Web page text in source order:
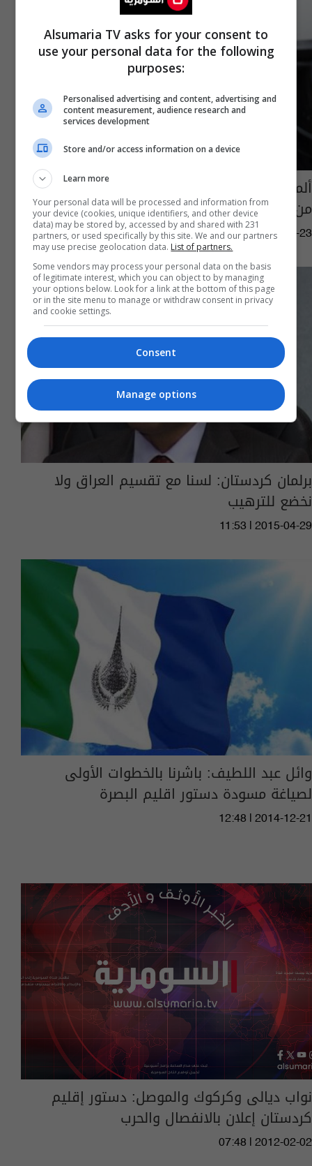
ألمانيا تتجه لمراقبة ذوي الميول المتطرفة بدءاً
من سن الـ 14
02:38 | 2016-06-23
برلمان كردستان: لسنا مع تقسيم العراق ولا
نخضع للترهيب
11:53 | 2015-04-29
وائل عبد اللطيف: باشرنا بالخطوات الأولى
لصياغة مسودة دستور اقليم البصرة
12:48 | 2014-12-21
نواب ديالى وكركوك والموصل: دستور إقليم
كردستان إعلان بالانفصال والحرب
07:48 | 2012-02-02
Alsumaria TV asks for your consent to
use your personal data for the following
purposes:
Personalised advertising and content, advertising and
content measurement, audience research and
services development
Store and/or access information on a device
Learn more
Your personal data will be processed and information from
your device (cookies, unique identifiers, and other device
data) may be stored by, accessed by and shared with 231
partners, or used specifically by this site. We and our partners
may use precise geolocation data. List of partners.
Some vendors may process your personal data on the basis
of legitimate interest, which you can object to by managing
your options below. Look for a link at the bottom of this page
or in the site menu to manage or withdraw consent in privacy
and cookie settings.
Consent
Manage options